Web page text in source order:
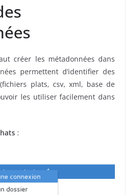
créer les métadonnées dans
permettent d’identifier des
plats, csv, xml, base de
les utiliser facilement dans
: